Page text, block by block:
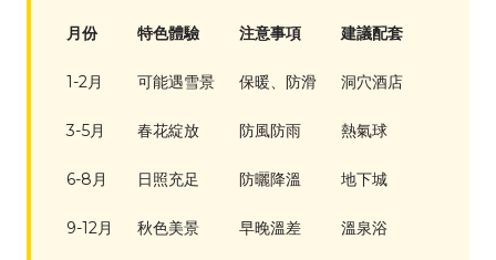
月份 特色體驗 注意事項 建議配套
1-2月 可能遇雪景 保暖、防滑 洞穴酒店
3-5月 春花綻放 防風防雨 熱氣球
6-8月 日照充足 防曬降溫 地下城
9-12月 秋色美景 早晚溫差 溫泉浴